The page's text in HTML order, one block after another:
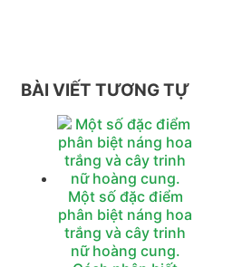
BÀI VIẾT TƯƠNG TỰ
Một số đặc điểm
phân biệt náng hoa
trắng và cây trinh
nữ hoàng cung.